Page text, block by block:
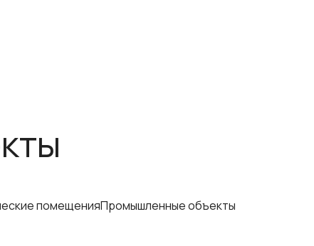
помещенияПромышленные объекты